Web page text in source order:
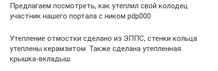
Предлагаем посмотреть, как утеплил свой колодец
участник нашего портала с ником pdp000
Утепление отмостки сделано из ЭППС, стенки кольца
утеплены керамзитом. Также сделана утепленная
крышка-вкладыш.